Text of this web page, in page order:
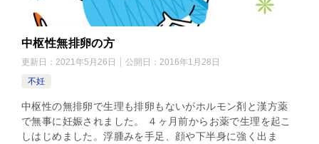
中枢性無排卵の方
更新日： 2021年5月26日 公開日： 2016年1月28日
不妊
中枢性の無排卵で生理も排卵もないがホルモン剤と漢方薬
で無事に妊娠されました。 ４ヶ月前からお薬で生理を起こ
しはじめました。浮腫みを手足、顔や下半身に強く出ま